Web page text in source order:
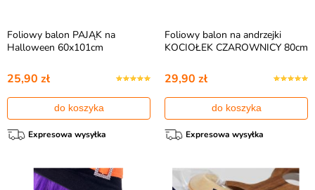
Foliowy balon PAJĄK na
Halloween 60x101cm
25,90 zł
do koszyka
Expresowa wysyłka
Foliowy balon na andrzejki
KOCIOŁEK CZAROWNICY 80cm
29,90 zł
do koszyka
Expresowa wysyłka